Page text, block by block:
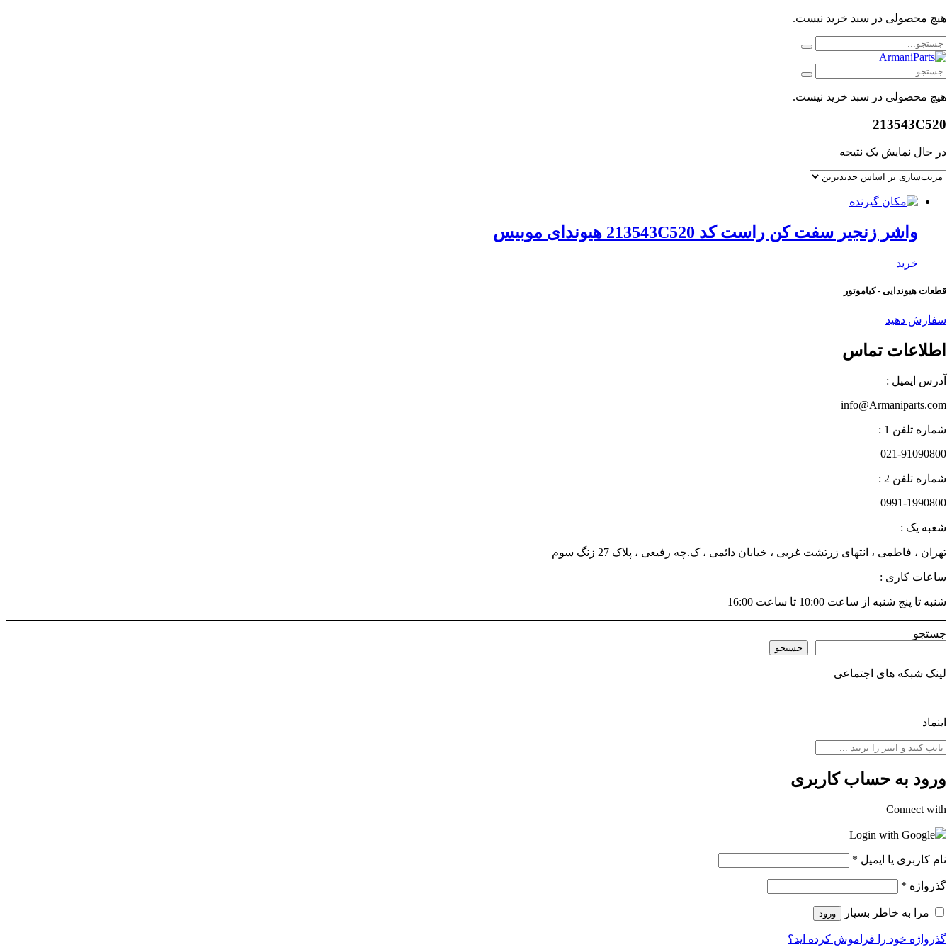
هیچ محصولی در سبد خرید نیست.
هیچ محصولی در سبد خرید نیست.
213543C520
در حال نمایش یک نتیجه
واشر زنجیر سفت کن راست کد 213543C520 هیوندای موبیس
خرید
قطعات هیوندایی - کیاموتور
سفارش دهید
اطلاعات تماس
آدرس ایمیل :
info@Armaniparts.com
شماره تلفن 1 :
021-91090800
شماره تلفن 2 :
0991-1990800
شعبه یک :
تهران ، فاطمی ، انتهای زرتشت غربی ، خیابان دائمی ، ک.چه رفیعی ، پلاک 27 زنگ سوم
ساعات کاری :
شنبه تا پنج شنبه از ساعت 10:00 تا ساعت 16:00
جستجو
جستجو
لینک شبکه های اجتماعی
اینماد
ورود به حساب کاربری
Connect with
Login with Google
نام کاربری یا ایمیل *
گذرواژه *
مرا به خاطر بسپار ورود
گذرواژه خود را فراموش کرده اید؟